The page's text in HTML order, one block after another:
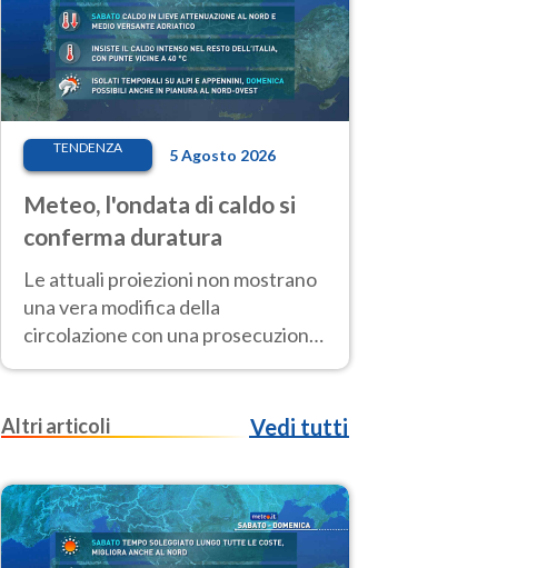
TENDENZA 5 Agosto 2026
Meteo, l'ondata di caldo si
conferma duratura
Le attuali proiezioni non mostrano
una vera modifica della
circolazione con una prosecuzione
del caldo fuori scala per molti
Ferragosto
Altri articoli Vedi tutti